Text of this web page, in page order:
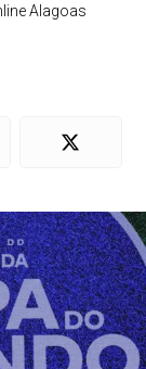
Alagoas